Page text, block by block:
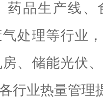
药品生产线、
处理等行业
、储能光伏
行业热量管理